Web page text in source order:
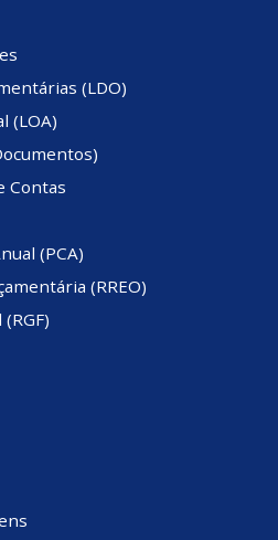
(LDO)
(LOA)
Contas
(PCA)
(RREO)